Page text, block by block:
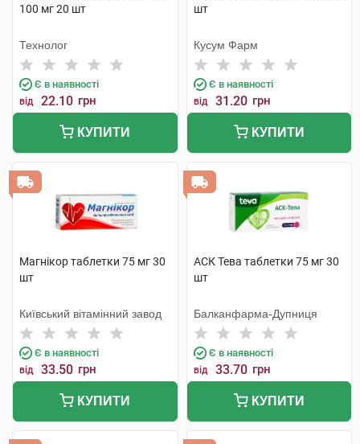
100 мг 20 шт
Технолог
Є в наявності
від 22.10 грн
КУПИТИ
шт
Кусум Фарм
Є в наявності
від 31.20 грн
КУПИТИ
Магнікор таблетки 75 мг 30
шт
Київський вітамінний завод
Є в наявності
від 33.50 грн
КУПИТИ
АСК Тева таблетки 75 мг 30
шт
Балканфарма-Дупниця
Є в наявності
від 33.70 грн
КУПИТИ